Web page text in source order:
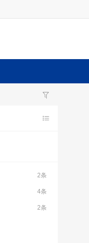
2条
4条
2条